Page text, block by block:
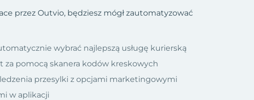
przez Outvio, będziesz mógł zautomatyzować
wybrać najlepszą usługę kurierską
pomocą skanera kodów kreskowych
przesylki z opcjami marketingowymi
w aplikacji